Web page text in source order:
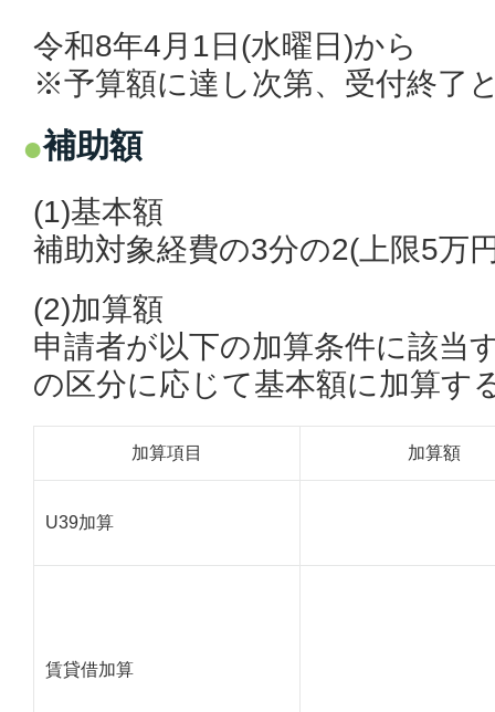
令和8年4月1日(水曜日)から
※予算額に達し次第、受付終了
補助額
(1)基本額
補助対象経費の3分の2(上限5万
(2)加算額
申請者が以下の加算条件に該当
の区分に応じて基本額に加算す
加算項目 加算額
U39加算
賃貸借加算